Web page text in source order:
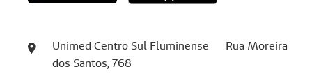
Unimed Centro Sul Fluminense Rua Moreira
dos Santos, 768